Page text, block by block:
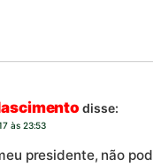
disse:
às 23:53
presidente, não